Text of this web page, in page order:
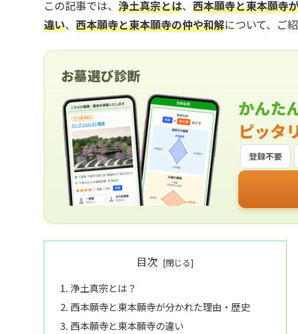
この記事では、 浄土真宗とは、 西本願寺と東本願寺
違い、 西本願寺と東本願寺の仲や和解について、ご
お墓選び診断
かんた
ピッタ
登録不要
目次
浄土真宗とは？
西本願寺と東本願寺が分かれた理由・歴史
西本願寺と東本願寺の違い